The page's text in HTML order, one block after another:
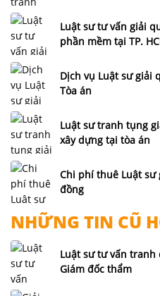
Luật sư tư vấn giải
phần mềm tại TP.
Dịch vụ Luật sư giải
Tòa án
Luật sư tranh tụng
xây dựng tại tòa án
Chi phí thuê Luật
đồng
NHỮNG TIN CŨ
Luật sư tư vấn
Giám đốc thẩm